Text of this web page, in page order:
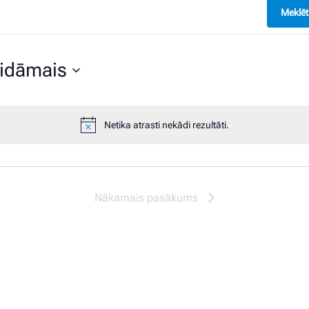
Notice
Netika atrasti nekādi rezultāti.
Meklēt
Nākamais pasākums